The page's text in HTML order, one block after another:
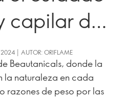
capilar de
| AUTOR: ORIFLAME
Beautanicals, donde la
la naturaleza en cada
razones de peso por las